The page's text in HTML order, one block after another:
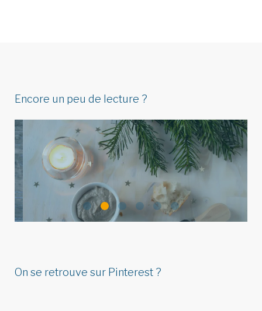
Encore un peu de lecture ?
Idées de menu de Noël pour
réunir végétariens, omnivores
&…
On se retrouve sur Pinterest ?